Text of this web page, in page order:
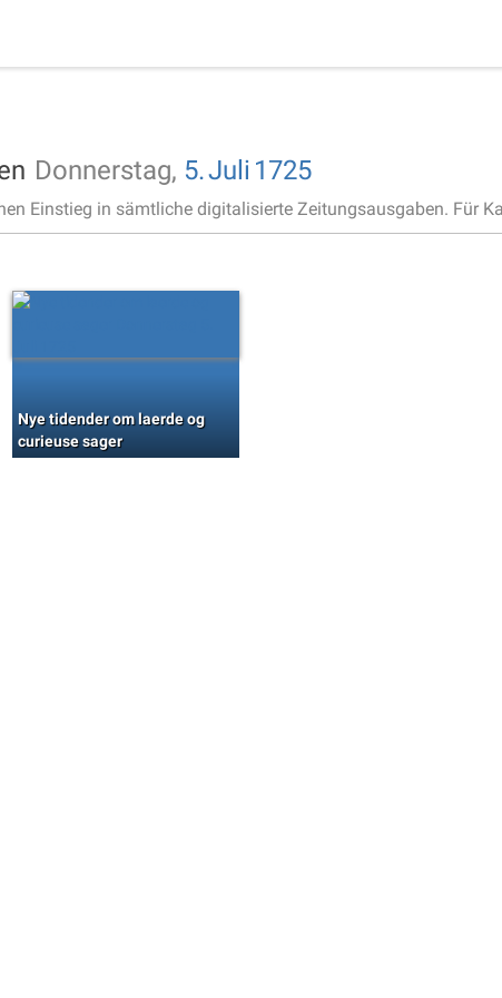
Donnerstag, 5.Juli 1725
Einstieg in sämtliche digitalisierte Zeitungsausgaben. Für
Nye tidender om laerde og
curieuse sager